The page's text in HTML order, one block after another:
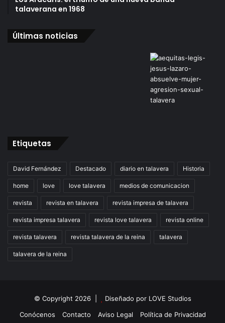
talaverana en 1968
Últimas noticias
Etiquetas
David Fernández Destacado diario en talavera Historia
home love love talavera medios de comunicacion
revista revista en talavera revista impresa de talavera
revista impresa talavera revista love talavera revista online
revista talavera revista talavera de la reina talavera
talavera de la reina
© Copyright 2026 | Diseñado por LOVE Studios
Conócenos
Contacto Aviso Legal Política de Privacidad